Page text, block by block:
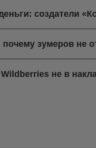
создатели
зумеров не
не в